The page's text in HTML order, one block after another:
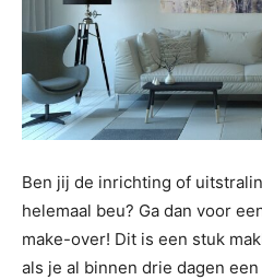
Ben jij de inrichting of
helemaal beu? Ga dan voor
make-over! Dit is een stuk
als je al binnen drie dagen